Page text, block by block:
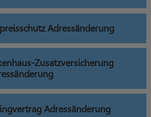
Adressänderung
Zusatzversicherung
Adressänderung